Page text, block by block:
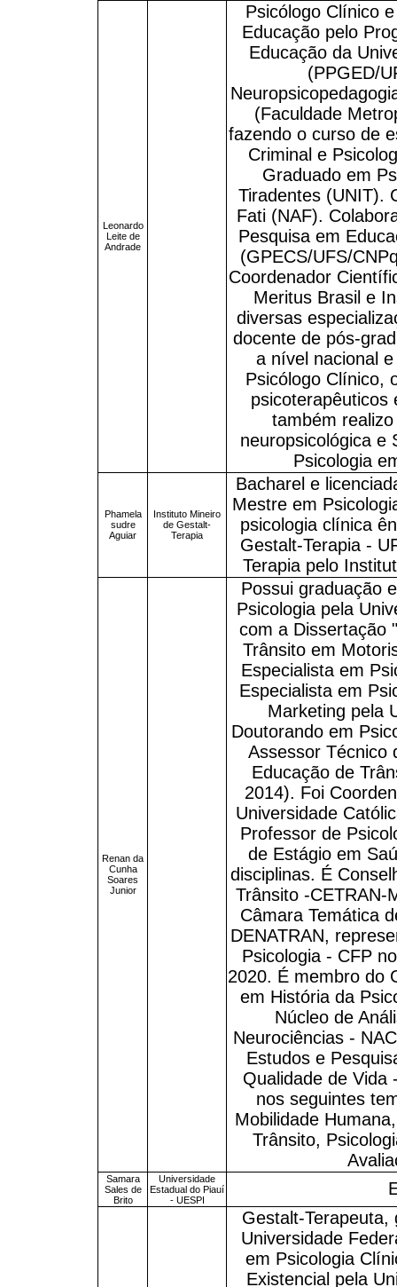
Leonardo
Leite de
Andrade
Psicólogo Clínico
Educação pelo
Educação da
(PPGED/
(Faculdade
fazendo o curso de
Criminal e
Graduado em
Tiradentes (UNIT).
Fati (NAF).
Pesquisa em
(GPECS/UFS/
Coordenador
Meritus Brasil e
diversas
docente de pós-
a nível nacional
Psicólogo Clínico,
psicoterapêuticos
também
neuropsicológica e
Psicologia
Phamela
sudre
Aguiar
Instituto Mineiro
de Gestalt-
Terapia
Bacharel e
Mestre em
psicologia clínica
Gestalt-Terapia -
Terapia pelo
Renan da
Cunha
Soares
Junior
Possui graduação
Psicologia pela
com a Dissertação
Trânsito em
Especialista em
Especialista em
Marketing pela
Doutorando em
Assessor Técnico
Educação de
2014). Foi
Universidade
Professor de
de Estágio em
disciplinas. É
Trânsito -CETRAN-
Câmara Temática
DENATRAN,
Psicologia - CFP
2020. É membro do
em História da
Núcleo de
Neurociências -
Estudos e
Qualidade de Vida
nos seguintes
Mobilidade
Trânsito,
Samara
Sales de
Brito
Universidade
Estadual do Piauí
- UESPI
Gestalt-Terapeuta,
Universidade
em Psicologia
Existencial pela